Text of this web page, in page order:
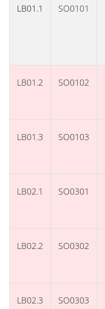
LB01.1 SO0101
LB01.2 SO0102
LB01.3 SO0103
LB02.1 SO0301
LB02.2 SO0302
LB02.3 SO0303